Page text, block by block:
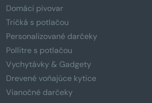
Domáci pivovar
Tričká s potlačou
Personalizované darčeky
Pollitre s potlačou
Vychytávky & Gadgety
Drevené voňajúce kytice
Vianočné darčeky